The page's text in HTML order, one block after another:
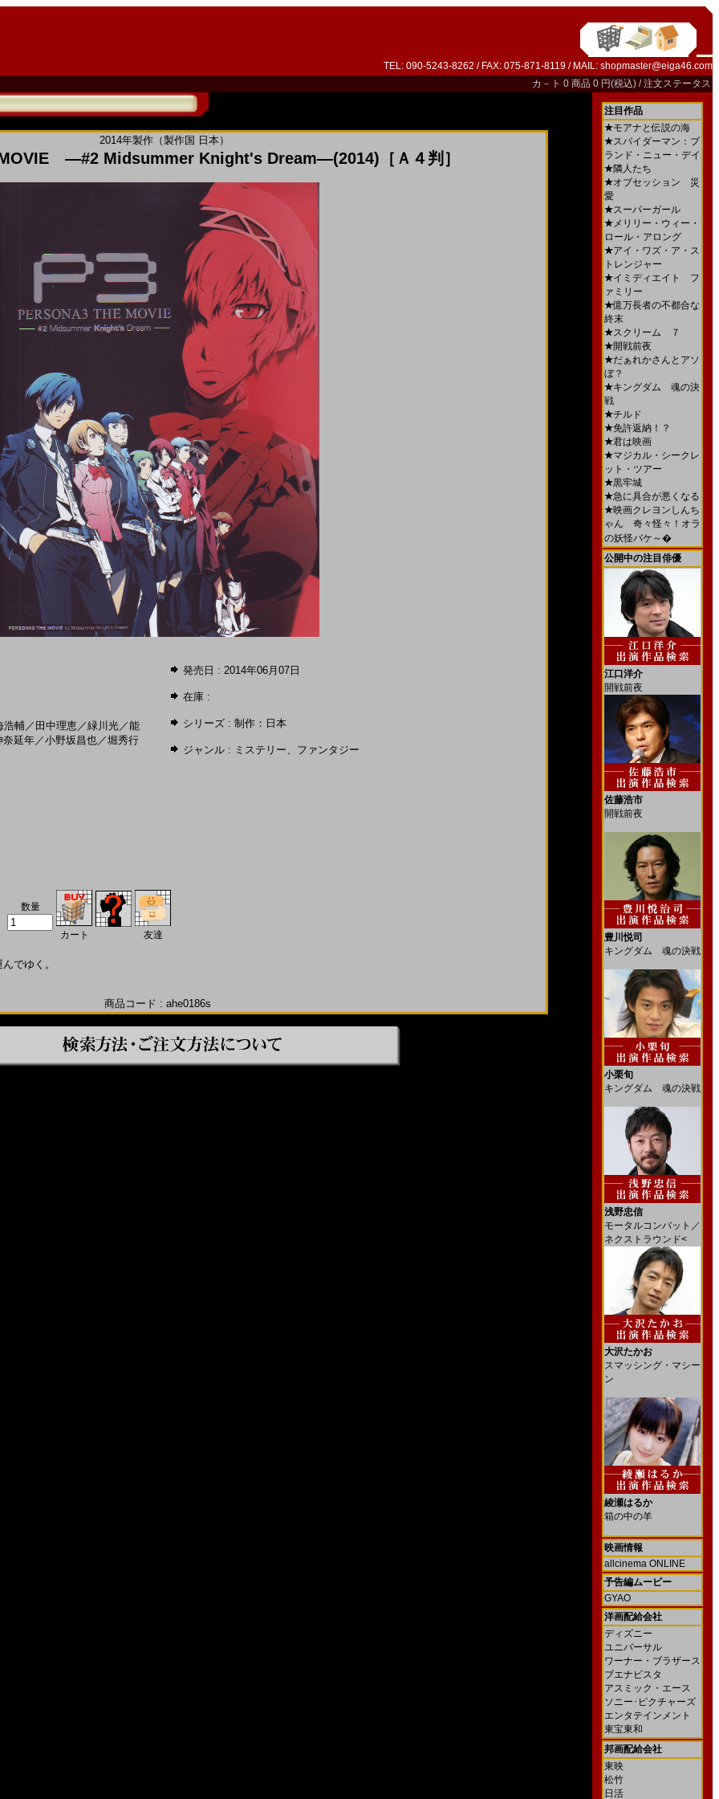
TEL: 090-5243-8262 / FAX: 075-871-8119 / MAIL: shopmaster@eiga46.com
カ－ト 0 商品 0 円(税込) /注文ステータス
2014年製作（製作国 日本）
―#2 Midsummer Knight's Dream―(2014)［Ａ４判］
浩輔／ 田中理恵／緑川光／能
奈延年／小野坂昌也／堀秀行
発売日 : 2014年06月07日
在庫 :
シリーズ : 制作：日本
ジャンル : ミステリー、 ファンタジー
数量
カート 友達
でゆく。
商品コード : ahe0186s
注目作品
★モアナと伝説の海
★スパイダーマン：ブ
ランド・ニュー・デイ
★隣人たち
★オブセッション 災
愛
★スーパーガール
★メリリー・ウィー・
ロール・アロング
★アイ・ワズ・ア・ス
トレンジャー
★イミディエイト フ
ァミリー
★億万長者の不都合な
終末
★スクリーム ７
★開戦前夜
★だぁれかさんとアソ
ぼ？
★キングダム 魂の決
戦
★チルド
★免許返納！？
★君は映画
★マジカル・シークレ
ット・ツアー
★黒牢城
★急に具合が悪くなる
★映画クレヨンしんち
ゃん 奇々怪々！オラ
の妖怪バケ～�
公開中の注目俳優
江口洋介
開戦前夜
佐藤浩市
開戦前夜
豊川悦司
キングダム 魂の決戦
小栗旬
キングダム 魂の決戦
浅野忠信
モータルコンバット／
ネクストラウンド<
大沢たかお
スマッシング・マシー
ン
綾瀬はるか
箱の中の羊
映画情報
allcinema ONLINE
予告編ムービー
GYAO
洋画配給会社
ディズニー
ユニバーサル
ワーナー・ブラザース
ブエナビスタ
アスミック・エース
ソニー･ピクチャーズ
エンタテインメント
東宝東和
邦画配給会社
東映
松竹
日活